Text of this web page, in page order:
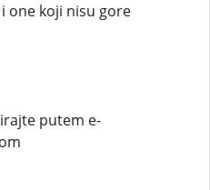
one koji nisu gore
putem e-